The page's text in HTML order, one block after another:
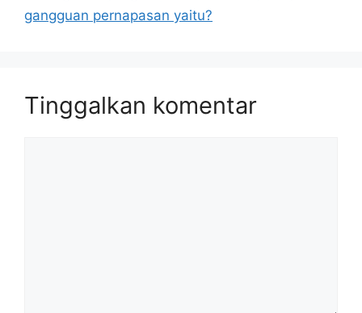
gangguan pernapasan yaitu?
Tinggalkan komentar